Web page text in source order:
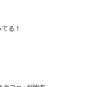
る！